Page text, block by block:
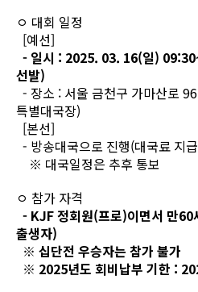
ㅇ 대회 일정
[예선]
- 일시 : 2025. 03. 16(일)
선발)
- 장소 : 서울 금천구 가마산로
특별대국장)
[본선]
- 방송대국으로 진행(대국료 지
※ 대국일정은 추후 통보
ㅇ 참가 자격
- KJF 정회원(프로)이면서 만
출생자)
※ 십단전 우승자는 참가 불가
※ 2025년도 회비납부 기한 :